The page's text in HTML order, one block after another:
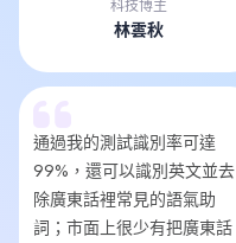
科技博主
林雲秋
通過我的測試識別率可達
99%，還可以識別英文並去
除廣東話裡常見的語氣助
詞；市面上很少有把廣東話